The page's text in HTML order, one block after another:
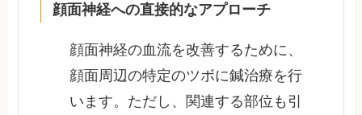
顔面神経への直接的なアプローチ
顔面神経の血流を改善するために、
顔面周辺の特定のツボに鍼治療を行
います。ただし、関連する部位も引